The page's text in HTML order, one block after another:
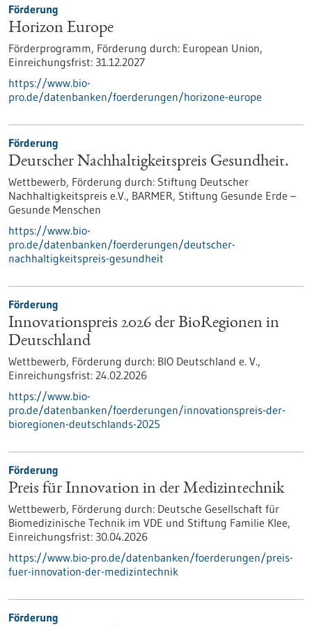
Förderung
Horizon Europe
Förderprogramm, Förderung durch: European Union,
Einreichungsfrist: 31.12.2027
https://www.bio-
pro.de/datenbanken/foerderungen/horizone-europe
Förderung
Deutscher Nachhaltigkeitspreis Gesundheit.
Wettbewerb, Förderung durch: Stiftung Deutscher
Nachhaltigkeitspreis e.V., BARMER, Stiftung Gesunde Erde –
Gesunde Menschen
https://www.bio-
pro.de/datenbanken/foerderungen/deutscher-
nachhaltigkeitspreis-gesundheit
Förderung
Innovationspreis 2026 der BioRegionen in
Deutschland
Wettbewerb, Förderung durch: BIO Deutschland e. V.,
Einreichungsfrist: 24.02.2026
https://www.bio-
pro.de/datenbanken/foerderungen/innovationspreis-der-
bioregionen-deutschlands-2025
Förderung
Preis für Innovation in der Medizintechnik
Wettbewerb, Förderung durch: Deutsche Gesellschaft für
Biomedizinische Technik im VDE und Stiftung Familie Klee,
Einreichungsfrist: 30.04.2026
https://www.bio-pro.de/datenbanken/foerderungen/preis-
fuer-innovation-der-medizintechnik
Förderung